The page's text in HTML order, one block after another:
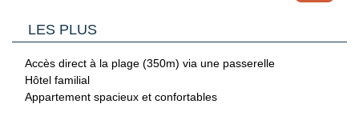
environnement de pinède, à proximité immédiate d'une des
km et l'aéroport à 25 km, ce qui en fait un bon point de
séjour balnéaire.
LES PLUS
Accès direct à la plage (350m) via une passerelle
Hôtel familial
Appartement spacieux et confortables